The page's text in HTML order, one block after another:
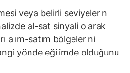
veya belirli seviyelerin
al-sat sinyali olarak
alım-satım bölgelerini
yönde eğilimde olduğunu